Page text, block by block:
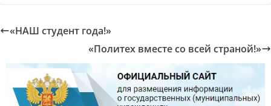
«НАШ студент года!»
«Политех вместе со всей страной!»